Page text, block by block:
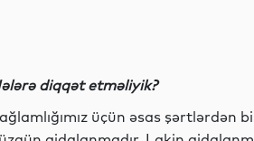
diqqət etməliyik?
üçün əsas şərtlərdən